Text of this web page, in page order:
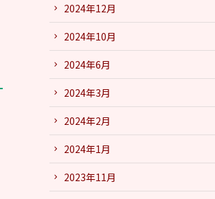
2024年12月
2024年10月
2024年6月
2024年3月
2024年2月
2024年1月
2023年11月